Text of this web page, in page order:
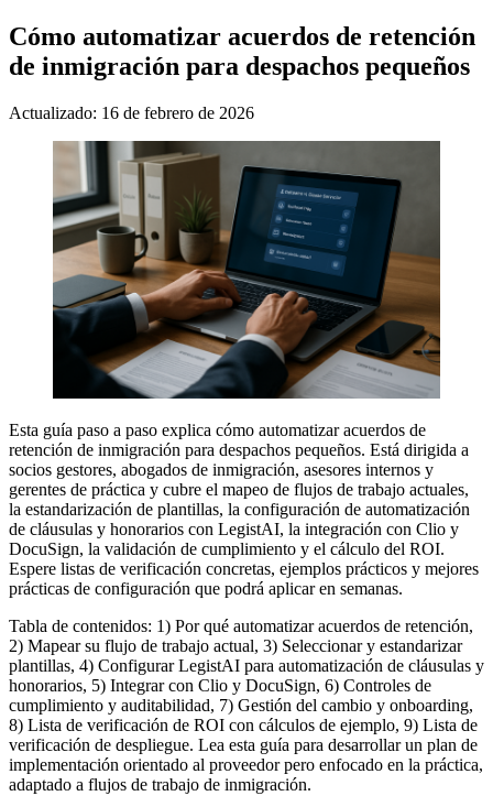
Cómo automatizar acuerdos de retención
de inmigración para despachos pequeños
Actualizado: 16 de febrero de 2026
Esta guía paso a paso explica cómo automatizar acuerdos de
retención de inmigración para despachos pequeños. Está dirigida a
socios gestores, abogados de inmigración, asesores internos y
gerentes de práctica y cubre el mapeo de flujos de trabajo actuales,
la estandarización de plantillas, la configuración de automatización
de cláusulas y honorarios con LegistAI, la integración con Clio y
DocuSign, la validación de cumplimiento y el cálculo del ROI.
Espere listas de verificación concretas, ejemplos prácticos y mejores
prácticas de configuración que podrá aplicar en semanas.
Tabla de contenidos: 1) Por qué automatizar acuerdos de retención,
2) Mapear su flujo de trabajo actual, 3) Seleccionar y estandarizar
plantillas, 4) Configurar LegistAI para automatización de cláusulas y
honorarios, 5) Integrar con Clio y DocuSign, 6) Controles de
cumplimiento y auditabilidad, 7) Gestión del cambio y onboarding,
8) Lista de verificación de ROI con cálculos de ejemplo, 9) Lista de
verificación de despliegue. Lea esta guía para desarrollar un plan de
implementación orientado al proveedor pero enfocado en la práctica,
adaptado a flujos de trabajo de inmigración.